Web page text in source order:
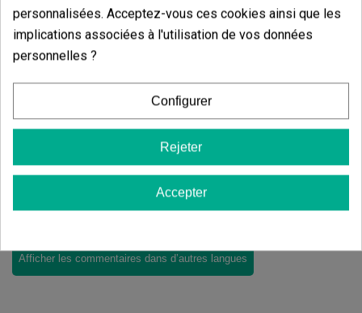
3.67de5
3 Valorisations globales
Commentaires surBallast
électronique Dimmable Hortilight
Il n'y a pas d'avis dans votre langue, vérifiez-les tous en
Afficher les commentaires dans d’autres langues
personnalisées. Acceptez-vous ces cookies ainsi que les
implications associées à l'utilisation de vos données
personnelles ?
Configurer
Rejeter
Accepter